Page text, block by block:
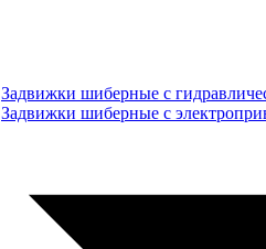
Задвижки шиберные с
Задвижки шиберные с